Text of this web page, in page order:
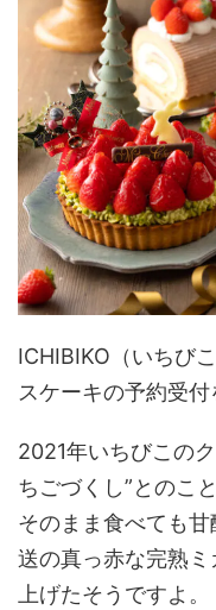
ICHIBIKO（いちび
スケーキの予約受付
2021年いちびこの
ちごづくし”とのこと
そのまま食べても
送の真っ赤な完熟
上げたそうですよ。